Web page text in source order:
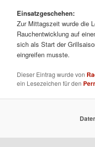
Einsatzgeschehen:
Zur Mittagszeit wurde die
Rauchentwicklung auf
sich als Start der
eingreifen musste.
Dieser Eintrag wurde von
ein Lesezeichen für den